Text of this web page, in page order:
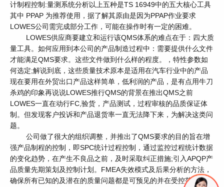
计制程控制:量测系统分析以上五种是TS 16949中的五大核心工具
其中 PPAP 为推荐使用，据了解其原由是因为PPAP作业要求
LOWES公司需完成部分工作，可能在操作时有一定的困难。
LOWES供应商要建立和运行该QMS体系的难点在于：四大质
量工具。如何应用到本公司的产品制造过程中：需要提供什么文件
才能满足QMS要求。这些文件做到什么样的程度。，特性参数如
何选定;解说到底，这些质量技术原本是适用在汽车行业中的产品
现在要用在外贸出口产品这样简单，低利润的产品，是有点用牛刀
杀鸡的印象再说说LOWES推行QMS的背景在推出QMS之前
LOWES一直在动行FC,验货，产品测试，过程审核的品质保证体
制。但发现客户投诉和产品退货率一直无法降下来，为解决这类问
题。
公司做了很大的组织调整，并推出了QMS要求的目的旨在增
强产品制程的控制，即SPC统计过程控制，通过监控过程统计数据
的变化趋势，在产生不良品之前，及时采取纠正措施;引入APQP产
品质量先期策划及控制计划。FMEA失效模式及后果分析的方法，
确保所有已知的及潜在的质量问题都是可预见的并在受控范围内;